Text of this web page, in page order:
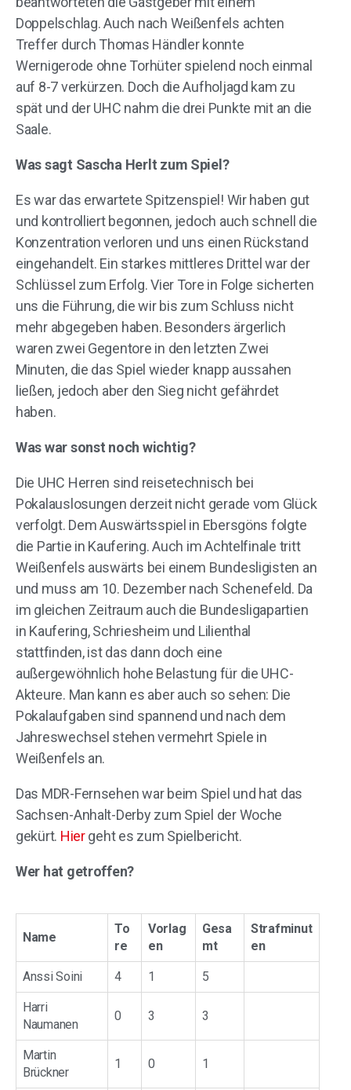
Doppelschlag. Auch nach Weißenfels achten
Treffer durch Thomas Händler konnte
Wernigerode ohne Torhüter spielend noch einmal
auf 8-7 verkürzen. Doch die Aufholjagd kam zu
spät und der UHC nahm die drei Punkte mit an die
Saale.
Was sagt Sascha Herlt zum Spiel?
Es war das erwartete Spitzenspiel! Wir haben gut
und kontrolliert begonnen, jedoch auch schnell die
Konzentration verloren und uns einen Rückstand
eingehandelt. Ein starkes mittleres Drittel war der
Schlüssel zum Erfolg. Vier Tore in Folge sicherten
uns die Führung, die wir bis zum Schluss nicht
mehr abgegeben haben. Besonders ärgerlich
waren zwei Gegentore in den letzten Zwei
Minuten, die das Spiel wieder knapp aussahen
ließen, jedoch aber den Sieg nicht gefährdet
haben.
Was war sonst noch wichtig?
Die UHC Herren sind reisetechnisch bei
Pokalauslosungen derzeit nicht gerade vom Glück
verfolgt. Dem Auswärtsspiel in Ebersgöns folgte
die Partie in Kaufering. Auch im Achtelfinale tritt
Weißenfels auswärts bei einem Bundesligisten an
und muss am 10. Dezember nach Schenefeld. Da
im gleichen Zeitraum auch die Bundesligapartien
in Kaufering, Schriesheim und Lilienthal
stattfinden, ist das dann doch eine
außergewöhnlich hohe Belastung für die UHC-
Akteure. Man kann es aber auch so sehen: Die
Pokalaufgaben sind spannend und nach dem
Jahreswechsel stehen vermehrt Spiele in
Weißenfels an.
Das MDR-Fernsehen war beim Spiel und hat das
Sachsen-Anhalt-Derby zum Spiel der Woche
gekürt. Hiergeht es zum Spielbericht.
Wer hat getroffen?
Name
To
re
Vorlag
en
Gesa
mt
Strafminut
en
Anssi Soini 4 1 5
Harri
Naumanen
0 3 3
Martin
Brückner
1 0 1